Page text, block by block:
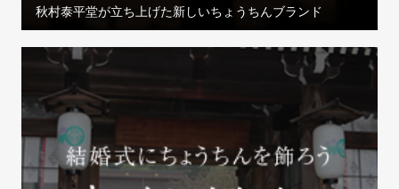
秋村泰平堂が立ち上げた新しいちょうちんブランド